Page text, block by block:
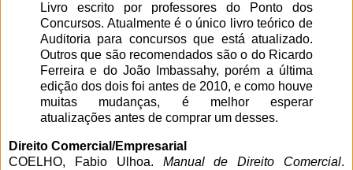
Livro escrito por professores do Ponto dos
Concursos. Atualmente é o único livro teórico de
Auditoria para concursos que está atualizado.
Outros que são recomendados são o do Ricardo
Ferreira e do João Imbassahy, porém a última
edição dos dois foi antes de 2010, e como houve
muitas mudanças, é melhor esperar
atualizações antes de comprar um desses.
Direito Comercial/Empresarial
COELHO, Fabio Ulhoa. Manual de Direito Comercial.